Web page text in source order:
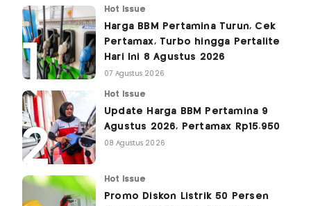
Hot Issue
Harga BBM Pertamina Turun, Cek
Pertamax, Turbo hingga Pertalite
Hari Ini 8 Agustus 2026
07 Agustus 2026
Hot Issue
Update Harga BBM Pertamina 9
Agustus 2026, Pertamax Rp15.950
08 Agustus 2026
Hot Issue
Promo Diskon Listrik 50 Persen